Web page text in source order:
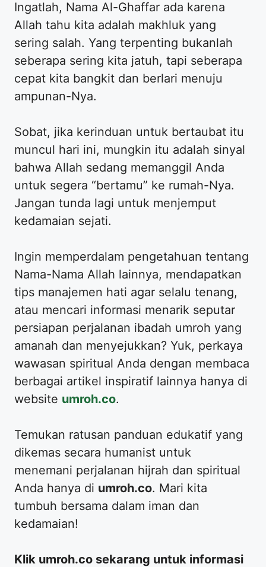
Ingatlah, Nama Al-Ghaffar ada karena
Allah tahu kita adalah makhluk yang
sering salah. Yang terpenting bukanlah
seberapa sering kita jatuh, tapi seberapa
cepat kita bangkit dan berlari menuju
ampunan-Nya.
Sobat, jika kerinduan untuk bertaubat itu
muncul hari ini, mungkin itu adalah sinyal
bahwa Allah sedang memanggil Anda
untuk segera “bertamu” ke rumah-Nya.
Jangan tunda lagi untuk menjemput
kedamaian sejati.
Ingin memperdalam pengetahuan tentang
Nama-Nama Allah lainnya, mendapatkan
tips manajemen hati agar selalu tenang,
atau mencari informasi menarik seputar
persiapan perjalanan ibadah umroh yang
amanah dan menyejukkan? Yuk, perkaya
wawasan spiritual Anda dengan membaca
berbagai artikel inspiratif lainnya hanya di
website umroh.co.
Temukan ratusan panduan edukatif yang
dikemas secara humanist untuk
menemani perjalanan hijrah dan spiritual
Anda hanya di umroh.co. Mari kita
tumbuh bersama dalam iman dan
kedamaian!
Klik umroh.co sekarang untuk informasi